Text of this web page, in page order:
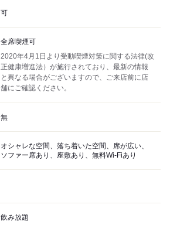
可
全席喫煙可
2020年4月1日より受動喫煙対策に関する法律(改
正健康増進法）が施行されており、最新の情報
と異なる場合がございますので、ご来店前に店
舗にご確認ください。
無
オシャレな空間、落ち着いた空間、席が広い、
ソファー席あり、座敷あり、無料Wi-Fiあり
飲み放題